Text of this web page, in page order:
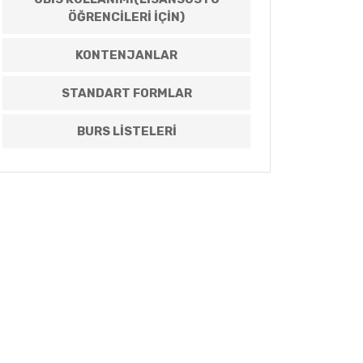
ÖĞRENCILERI IÇIN)
KONTENJANLAR
STANDART FORMLAR
BURS LISTELERI